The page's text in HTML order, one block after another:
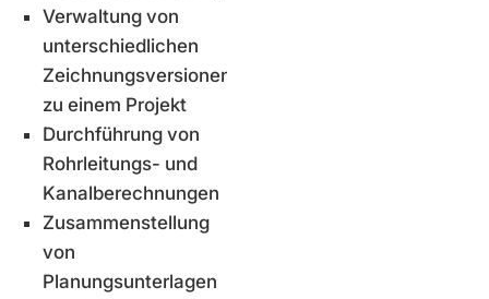
Verwaltung von
unterschiedlichen
Zeichnungsversionen
zu einem Projekt
Durchführung von
Rohrleitungs- und
Kanalberechnungen
Zusammenstellung
von
Planungsunterlagen